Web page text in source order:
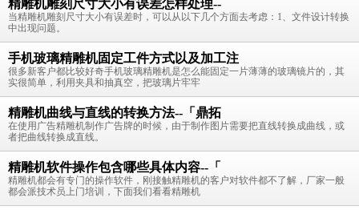
精雕机雕刻尺寸大小有误差怎样处理--
当精雕机雕刻尺寸大小有误差时，可以从以下几个方面去考虑：1、文件设计转换
中出现问题。
手机玻璃精雕机固定工件方式以及加工注
很多新客户都比较好奇手机玻璃精雕机是怎么能固定一片薄薄的玻璃镜片的，其
实很简单，利用夹具和抽真空，把玻璃片牢牢
精雕机曲线与直线的转换方法--「鼎拓
在使用广告精雕机制作广告牌的时候，由于制作图片需要把直线转换成曲线，或
者把曲线转换成直线。
精雕机软件操作包含哪些具体内容--「
精雕机都会有专门的操作软件，刚接触精雕机的客户对软件都不了解，厂家一般
都会派技术员上门培训，下面我们看看精雕机